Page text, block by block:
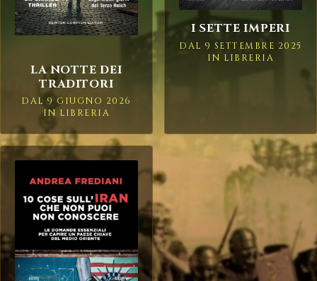
LA NOTTE DEI
TRADITORI
DAL 9 GIUGNO 2026
IN LIBRERIA
I SETTE IMPERI
DAL 9 SETTEMBRE 2025
IN LIBRERIA